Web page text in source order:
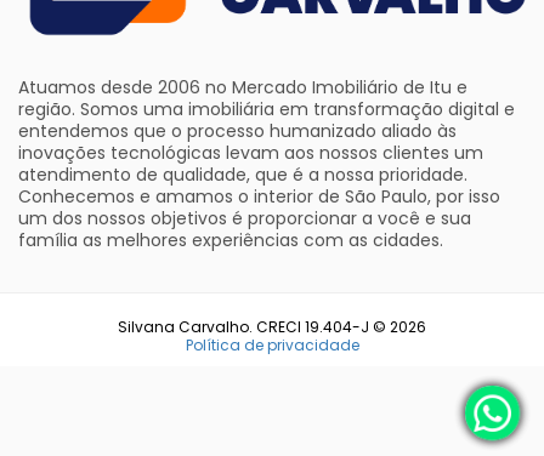
Atuamos desde 2006 no Mercado Imobiliário de Itu e
região. Somos uma imobiliária em transformação digital e
entendemos que o processo humanizado aliado às
inovações tecnológicas levam aos nossos clientes um
atendimento de qualidade, que é a nossa prioridade.
Conhecemos e amamos o interior de São Paulo, por isso
um dos nossos objetivos é proporcionar a você e sua
família as melhores experiências com as cidades.
Silvana Carvalho. CRECI 19.404-J © 2026
Política de privacidade